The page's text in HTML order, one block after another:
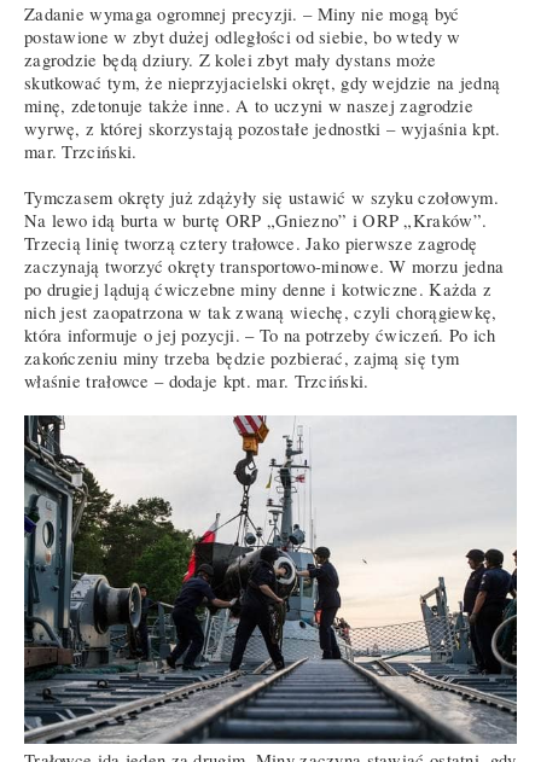
Zadanie wymaga ogromnej precyzji. – Miny nie mogą być
postawione w zbyt dużej odległości od siebie, bo wtedy w
zagrodzie będą dziury. Z kolei zbyt mały dystans może
skutkować tym, że nieprzyjacielski okręt, gdy wejdzie na jedną
minę, zdetonuje także inne. A to uczyni w naszej zagrodzie
wyrwę, z której skorzystają pozostałe jednostki – wyjaśnia kpt.
mar. Trzciński.
Tymczasem okręty już zdążyły się ustawić w szyku czołowym.
Na lewo idą burta w burtę ORP „Gniezno” i ORP „Kraków”.
Trzecią linię tworzą cztery trałowce. Jako pierwsze zagrodę
zaczynają tworzyć okręty transportowo-minowe. W morzu jedna
po drugiej lądują ćwiczebne miny denne i kotwiczne. Każda z
nich jest zaopatrzona w tak zwaną wiechę, czyli chorągiewkę,
która informuje o jej pozycji. – To na potrzeby ćwiczeń. Po ich
zakończeniu miny trzeba będzie pozbierać, zajmą się tym
właśnie trałowce – dodaje kpt. mar. Trzciński.